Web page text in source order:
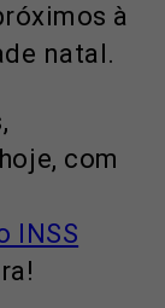
à
natal.
com
INSS